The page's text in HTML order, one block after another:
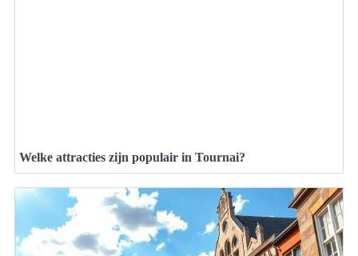
Welke attracties zijn populair in Tournai?